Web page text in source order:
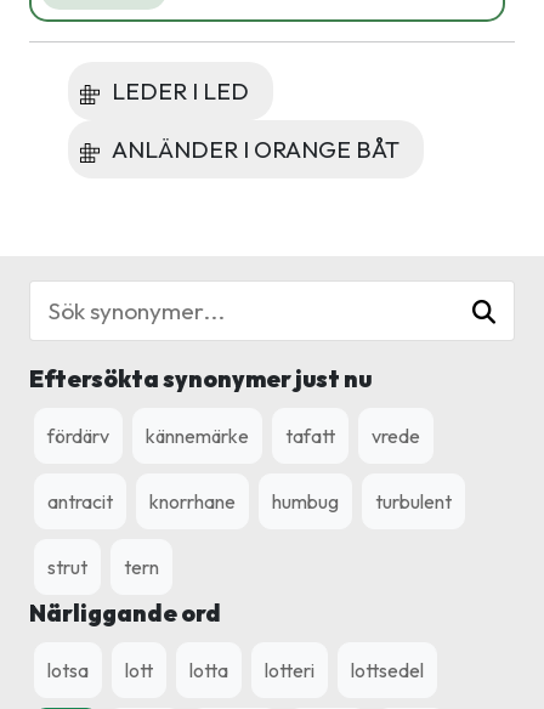
LEDER I LED
ANLÄNDER I ORANGE BÅT
Eftersökta synonymer just nu
fördärv kännemärke tafatt vrede
antracit knorrhane humbug turbulent
strut tern
Närliggande ord
lotsa lott lotta lotteri lottsedel